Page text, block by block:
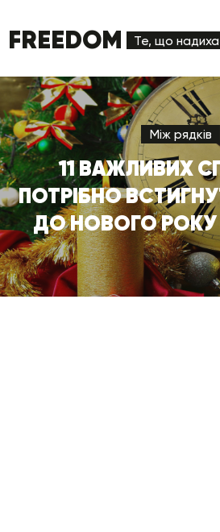
FREEDOM Те, що
Між рядків
11 ВАЖЛИВИХ
ПОТРІБНО
ДО НОВОГО